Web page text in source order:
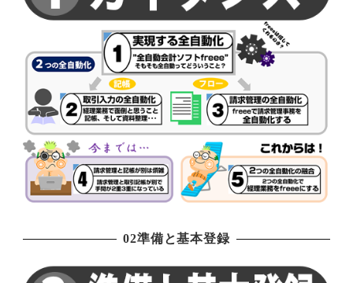
02準備と基本登録